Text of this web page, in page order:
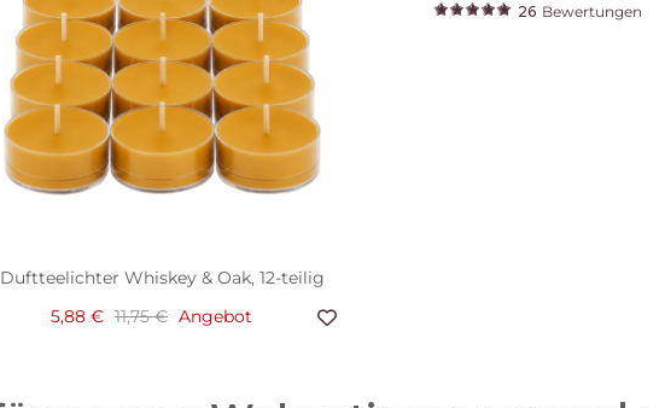
26 Bewertungen
Duftteelichter Whiskey & Oak, 12-teilig
5,88 € 11,75 € Angebot